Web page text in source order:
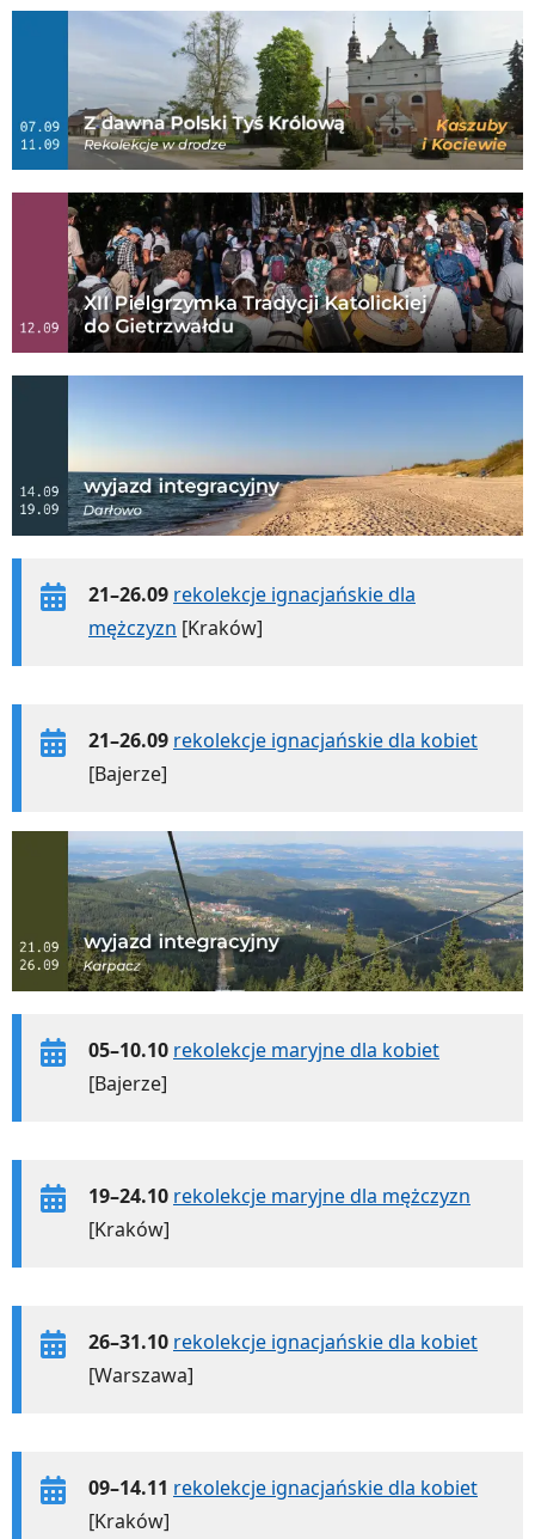
21–26.09 rekolekcje ignacjańskie dla
mężczyzn [Kraków]
21–26.09 rekolekcje ignacjańskie dla kobiet
[Bajerze]
05–10.10 rekolekcje maryjne dla kobiet
[Bajerze]
19–24.10 rekolekcje maryjne dla mężczyzn
[Kraków]
26–31.10 rekolekcje ignacjańskie dla kobiet
[Warszawa]
09–14.11 rekolekcje ignacjańskie dla kobiet
[Kraków]